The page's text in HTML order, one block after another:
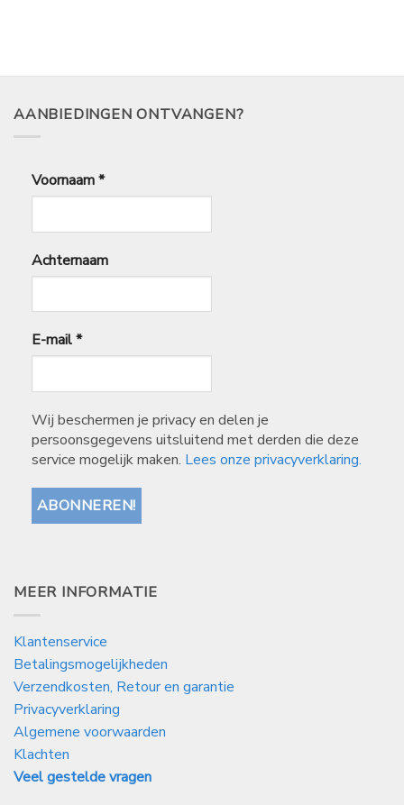
AANBIEDINGEN ONTVANGEN?
Voornaam*
Achternaam
E-mail*
Wij beschermen je privacy en delen je
persoonsgegevens uitsluitend met derden die deze
service mogelijk maken. Lees onze privacyverklaring.
MEER INFORMATIE
Klantenservice
Betalingsmogelijkheden
Verzendkosten, Retour en garantie
Privacyverklaring
Algemene voorwaarden
Klachten
Veel gestelde vragen